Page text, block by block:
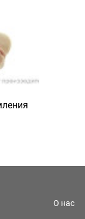
О нас